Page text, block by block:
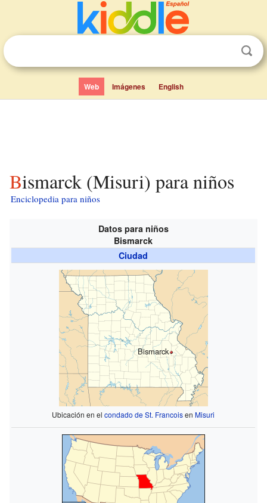
Web Imágenes English
Bismarck (Misuri) para niños
Enciclopedia para niños
Datos para niños
Bismarck
Ciudad
Bismarck
Ubicación en elcondado de St. FrancoisenMisuri